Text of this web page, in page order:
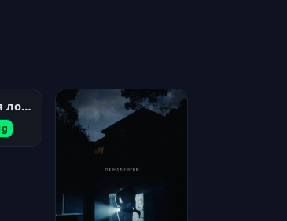
Самая лёгкая лодка в мире